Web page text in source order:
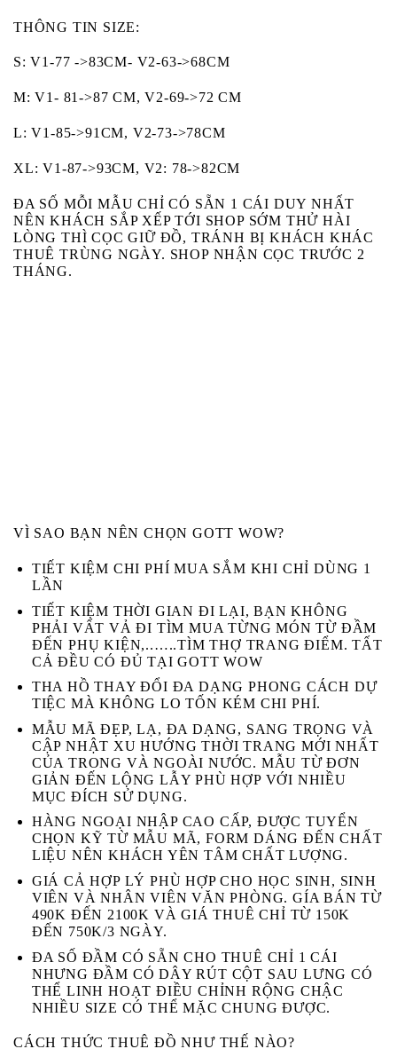
THÔNG TIN SIZE:
S: V1-77 ->83CM- V2-63->68CM
M: V1- 81->87 CM, V2-69->72 CM
L: V1-85->91CM, V2-73->78CM
XL: V1-87->93CM, V2: 78->82CM
ĐA SỐ MỖI MẪU CHỈ CÓ SẴN 1 CÁI DUY NHẤT
NÊN KHÁCH SẮP XẾP TỚI SHOP SỚM THỬ HÀI
LÒNG THÌ CỌC GIỮ ĐỒ, TRÁNH BỊ KHÁCH KHÁC
THUÊ TRÙNG NGÀY. SHOP NHẬN CỌC TRƯỚC 2
THÁNG.
VÌ SAO BẠN NÊN CHỌN GOTT WOW?
TIẾT KIỆM CHI PHÍ MUA SẮM KHI CHỈ DÙNG 1
LẦN
TIẾT KIỆM THỜI GIAN ĐI LẠI, BẠN KHÔNG
PHẢI VẤT VẢ ĐI TÌM MUA TỪNG MÓN TỪ ĐẦM
ĐẾN PHỤ KIỆN,..…..TÌM THỢ TRANG ĐIỂM. TẤT
CẢ ĐỀU CÓ ĐỦ TẠI GOTT WOW
THA HỒ THAY ĐỔI ĐA DẠNG PHONG CÁCH DỰ
TIỆC MÀ KHÔNG LO TỐN KÉM CHI PHÍ.
MẪU MÃ ĐẸP, LẠ, ĐA DẠNG, SANG TRỌNG VÀ
CẬP NHẬT XU HƯỚNG THỜI TRANG MỚI NHẤT
CỦA TRONG VÀ NGOÀI NƯỚC. MẪU TỪ ĐƠN
GIẢN ĐẾN LỘNG LẪY PHÙ HỢP VỚI NHIỀU
MỤC ĐÍCH SỬ DỤNG.
HÀNG NGOẠI NHẬP CAO CẤP, ĐƯỢC TUYỂN
CHỌN KỸ TỪ MẪU MÃ, FORM DÁNG ĐẾN CHẤT
LIỆU NÊN KHÁCH YÊN TÂM CHẤT LƯỢNG.
GIÁ CẢ HỢP LÝ PHÙ HỢP CHO HỌC SINH, SINH
VIÊN VÀ NHÂN VIÊN VĂN PHÒNG. GÍA BÁN TỪ
490K ĐẾN 2100K VÀ GIÁ THUÊ CHỈ TỪ 150K
ĐẾN 750K/3 NGÀY.
ĐA SỐ ĐẦM CÓ SẴN CHO THUÊ CHỈ 1 CÁI
NHƯNG ĐẦM CÓ DÂY RÚT CỘT SAU LƯNG CÓ
THỂ LINH HOẠT ĐIỀU CHỈNH RỘNG CHẬC
NHIỀU SIZE CÓ THỂ MẶC CHUNG ĐƯỢC.
CÁCH THỨC THUÊ ĐỒ NHƯ THẾ NÀO?